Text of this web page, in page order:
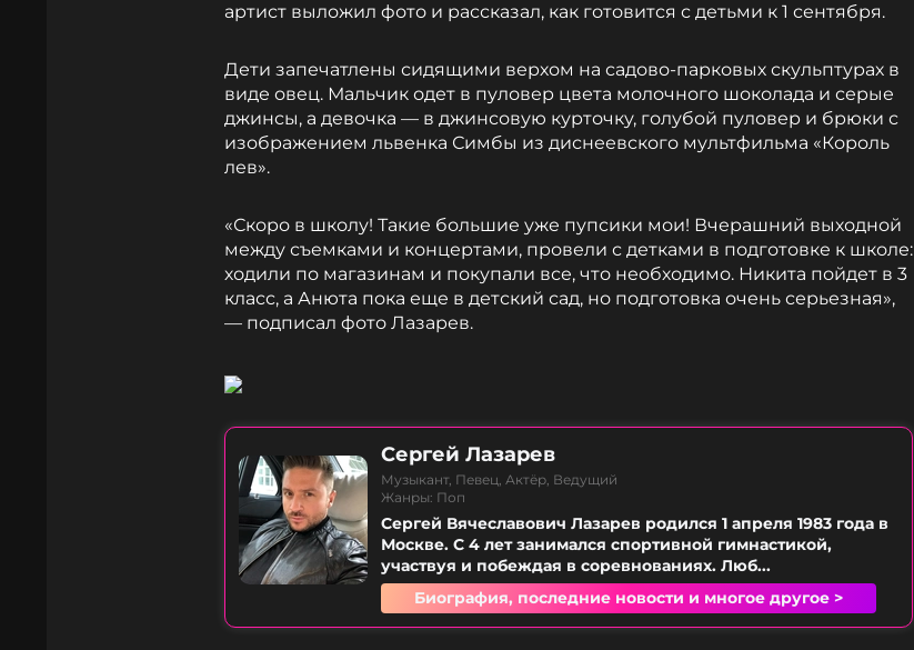
артист выложил фото и рассказал, как готовится с детьми к 1 сентября.
Дети запечатлены сидящими верхом на садово-парковых скульптурах в
виде овец. Мальчик одет в пуловер цвета молочного шоколада и серые
джинсы, а девочка — в джинсовую курточку, голубой пуловер и брюки с
изображением львенка Симбы из диснеевского мультфильма «Король
лев».
«Скоро в школу! Такие большие уже пупсики мои! Вчерашний выходной
между съемками и концертами, провели с детками в подготовке к школе:
ходили по магазинам и покупали все, что необходимо. Никита пойдет в 3
класс, а Анюта пока еще в детский сад, но подготовка очень серьезная»,
— подписал фото Лазарев.
Сергей Лазарев
Музыкант, Певец, Актёр, Ведущий
Жанры: Поп
Сергей Вячеславович Лазарев родился 1 апреля 1983 года в
Москве. С 4 лет занимался спортивной гимнастикой,
участвуя и побеждая в соревнованиях. Люб...
Биография, последние новости и многое другое >